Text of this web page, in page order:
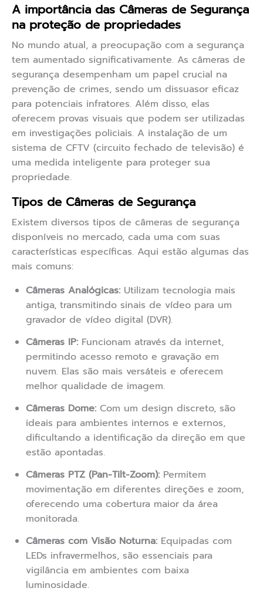
A importância das Câmeras de Segurança
na proteção de propriedades
No mundo atual, a preocupação com a segurança
tem aumentado significativamente. As câmeras de
segurança desempenham um papel crucial na
prevenção de crimes, sendo um dissuasor eficaz
para potenciais infratores. Além disso, elas
oferecem provas visuais que podem ser utilizadas
em investigações policiais. A instalação de um
sistema de CFTV (circuito fechado de televisão) é
uma medida inteligente para proteger sua
propriedade.
Tipos de Câmeras de Segurança
Existem diversos tipos de câmeras de segurança
disponíveis no mercado, cada uma com suas
características específicas. Aqui estão algumas das
mais comuns:
Câmeras Analógicas: Utilizam tecnologia mais
antiga, transmitindo sinais de vídeo para um
gravador de vídeo digital (DVR).
Câmeras IP: Funcionam através da internet,
permitindo acesso remoto e gravação em
nuvem. Elas são mais versáteis e oferecem
melhor qualidade de imagem.
Câmeras Dome: Com um design discreto, são
ideais para ambientes internos e externos,
dificultando a identificação da direção em que
estão apontadas.
Câmeras PTZ (Pan-Tilt-Zoom): Permitem
movimentação em diferentes direções e zoom,
oferecendo uma cobertura maior da área
monitorada.
Câmeras com Visão Noturna: Equipadas com
LEDs infravermelhos, são essenciais para
vigilância em ambientes com baixa
luminosidade.